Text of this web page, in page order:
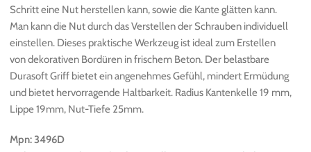
Schritt eine Nut herstellen kann, sowie die Kante glätten kann.
Man kann die Nut durch das Verstellen der Schrauben individuell
einstellen. Dieses praktische Werkzeug ist ideal zum Erstellen
von dekorativen Bordüren in frischem Beton. Der belastbare
Durasoft Griff bietet ein angenehmes Gefühl, mindert Ermüdung
und bietet hervorragende Haltbarkeit. Radius Kantenkelle 19 mm,
Lippe 19mm, Nut-Tiefe 25mm.
Mpn: 3496D